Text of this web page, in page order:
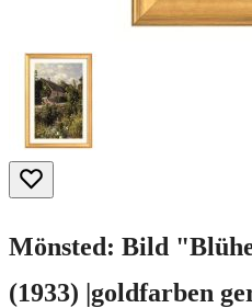
Mönsted: Bild
(1933) |goldfarben